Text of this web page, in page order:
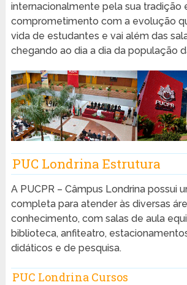
internacionalmente pela sua tradição
comprometimento com a evolução
vida de estudantes e vai além das
chegando ao dia a dia da população
PUC Londrina Estrutura
A PUCPR – Câmpus Londrina possui
completa para atender às diversas
conhecimento, com salas de aula
biblioteca, anfiteatro,
didáticos e de pesquisa.
PUC Londrina Cursos